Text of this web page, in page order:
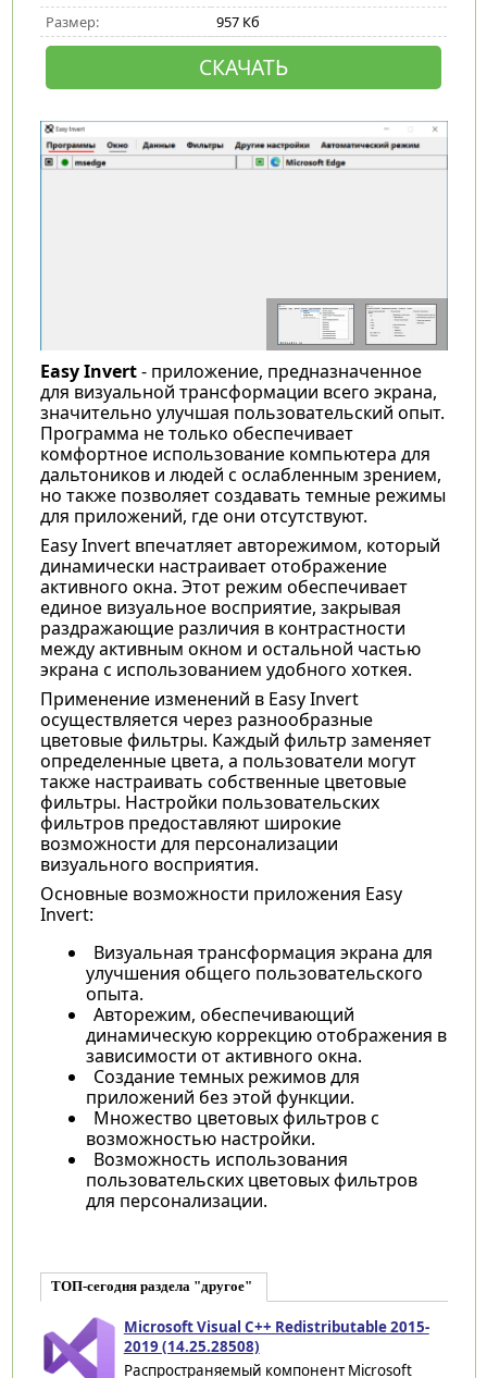
Размер: 957 Кб
СКАЧАТЬ
Easy Invert- приложение, предназначенное
для визуальной трансформации всего экрана,
значительно улучшая пользовательский опыт.
Программа не только обеспечивает
комфортное использование компьютера для
дальтоников и людей с ослабленным зрением,
но также позволяет создавать темные режимы
для приложений, где они отсутствуют.
Easy Invert впечатляет авторежимом, который
динамически настраивает отображение
активного окна. Этот режим обеспечивает
единое визуальное восприятие, закрывая
раздражающие различия в контрастности
между активным окном и остальной частью
экрана с использованием удобного хоткея.
Применение изменений в Easy Invert
осуществляется через разнообразные
цветовые фильтры. Каждый фильтр заменяет
определенные цвета, а пользователи могут
также настраивать собственные цветовые
фильтры. Настройки пользовательских
фильтров предоставляют широкие
возможности для персонализации
визуального восприятия.
Основные возможности приложения Easy
Invert:
Визуальная трансформация экрана для
улучшения общего пользовательского
опыта.
Авторежим, обеспечивающий
динамическую коррекцию отображения в
зависимости от активного окна.
Создание темных режимов для
приложений без этой функции.
Множество цветовых фильтров с
возможностью настройки.
Возможность использования
пользовательских цветовых фильтров
для персонализации.
ТОП-сегодня раздела "другое"
Microsoft Visual C++ Redistributable 2015-
2019 (14.25.28508)
Распространяемый компонент Microsoft